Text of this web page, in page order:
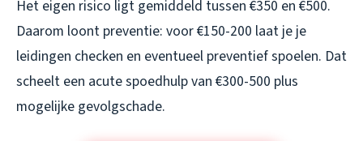
Het eigen risico ligt gemiddeld tussen €350 en €500.
Daarom loont preventie: voor €150-200 laat je je
leidingen checken en eventueel preventief spoelen. Dat
scheelt een acute spoedhulp van €300-500 plus
mogelijke gevolgschade.